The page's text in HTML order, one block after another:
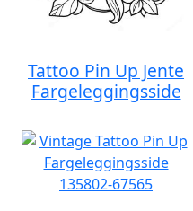
Tattoo Pin Up Jente
Fargeleggingsside